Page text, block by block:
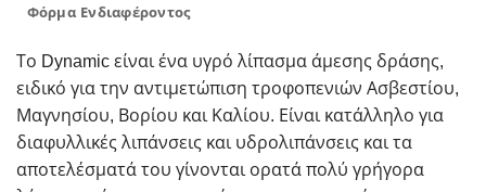
Φόρμα Ενδιαφέροντος
Το Dynamic είναι ένα υγρό λίπασμα άμεσης δράσης,
ειδικό για την αντιμετώπιση τροφοπενιών Ασβεστίου,
Μαγνησίου, Βορίου και Καλίου. Είναι κατάλληλο για
διαφυλλικές λιπάνσεις και υδρολιπάνσεις και τα
αποτελέσματά του γίνονται ορατά πολύ γρήγορα